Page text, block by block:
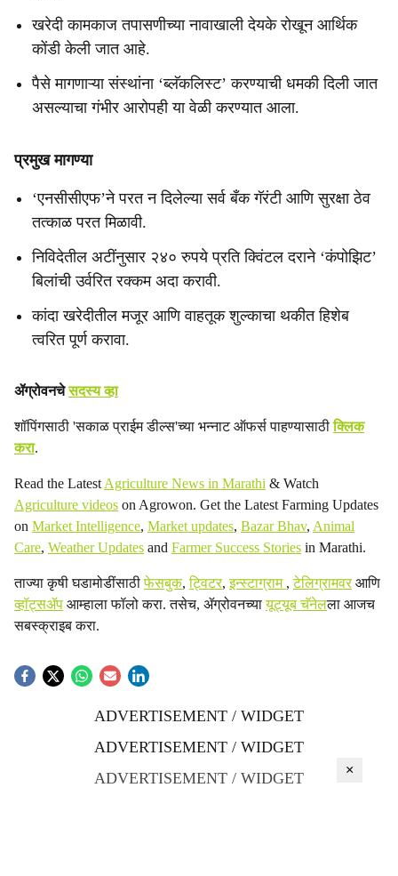
खरेदी कामकाज तपासणीच्या नावाखाली देयके रोखून आर्थिक
कोंडी केली जात आहे.
पैसे मागणाऱ्या संस्थांना ‘ब्लॅकलिस्ट’ करण्याची धमकी दिली जात
असल्याचा गंभीर आरोपही या वेळी करण्यात आला.
प्रमुख मागण्या
‘एनसीसीएफ’ने परत न दिलेल्या सर्व बँक गॅरंटी आणि सुरक्षा ठेव
तत्काळ परत मिळावी.
निविदेतील अटींनुसार २४० रुपये प्रति क्विंटल दराने ‘कंपोझिट’
बिलांची उर्वरित रक्कम अदा करावी.
कांदा खरेदीतील मजूर आणि वाहतूक शुल्काचा थकीत हिशेब
त्वरित पूर्ण करावा.
ॲग्रोवनचेसदस्य व्हा
शॉपिंगसाठी 'सकाळ प्राईम डील्स'च्या भन्नाट ऑफर्स पाहण्यासाठीक्लिक
करा.
Read the Latest Agriculture News in Marathi & Watch
Agriculture videos on Agrowon. Get the Latest Farming Updates
on Market Intelligence, Market updates, Bazar Bhav, Animal
Care, Weather Updates and Farmer Success Stories in Marathi.
ताज्या कृषी घडामोडींसाठीफेसबुक,ट्विटर,इन्स्टाग्राम ,टेलिग्रामवरआणि
व्हॉट्सॲप आम्हाला फॉलो करा. तसेच, ॲग्रोवनच्यायूट्यूब चॅनेलला आजच
सबस्क्राइब करा.
ADVERTISEMENT / WIDGET
ADVERTISEMENT / WIDGET
ADVERTISEMENT / WIDGET
×